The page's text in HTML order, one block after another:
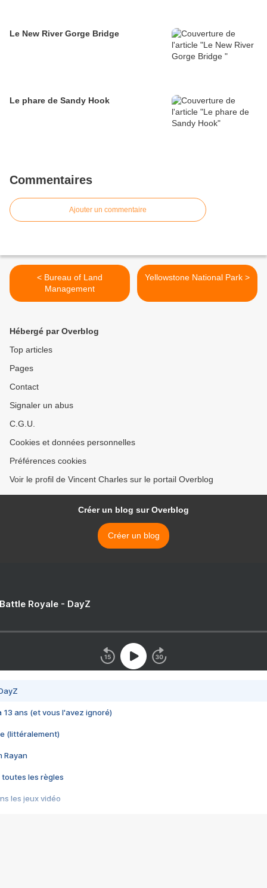
Le New River Gorge Bridge
Le phare de Sandy Hook
Commentaires
Ajouter un commentaire
< Bureau of Land
Management
Yellowstone National Park >
Hébergé par Overblog
Top articles
Pages
Contact
Signaler un abus
C.G.U.
Cookies et données personnelles
Préférences cookies
Voir le profil de Vincent Charles sur le portail Overblog
Créer un blog sur Overblog
Créer un blog
Royale - DayZ
13 ans (et vous l'avez ignoré)
(littéralement)
Rayan
toutes les règles
les jeux vidéo